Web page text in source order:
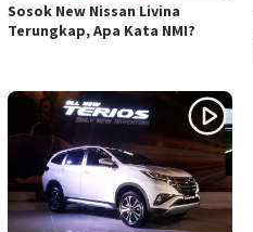
Sosok New Nissan Livina
Terungkap, Apa Kata NMI?